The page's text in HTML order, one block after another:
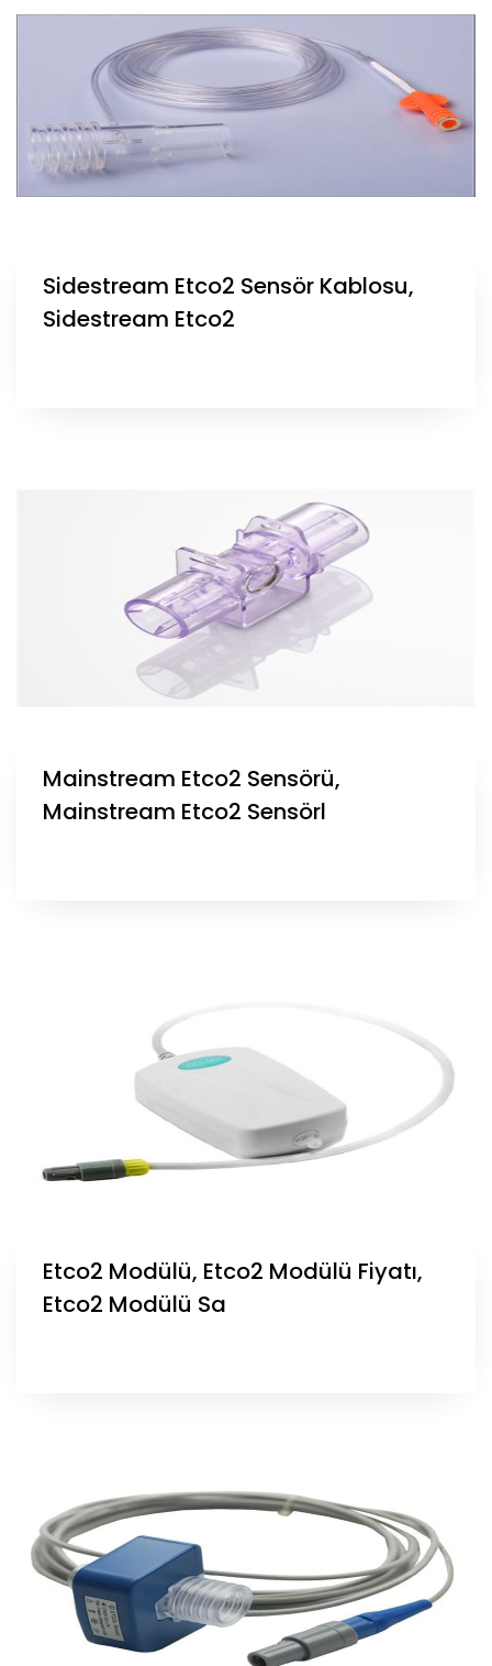
Sidestream Etco2 Sensör Kablosu,
Sidestream Etco2
Mainstream Etco2 Sensörü,
Mainstream Etco2 Sensörl
Etco2 Modülü, Etco2 Modülü Fiyatı,
Etco2 Modülü Sa